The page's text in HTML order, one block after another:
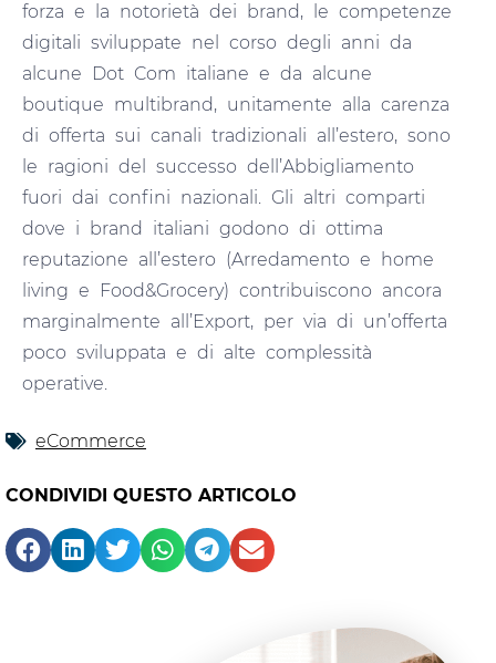
forza e la notorietà dei brand, le competenze
digitali sviluppate nel corso degli anni da
alcune Dot Com italiane e da alcune
boutique multibrand, unitamente alla carenza
di offerta sui canali tradizionali all’estero, sono
le ragioni del successo dell’Abbigliamento
fuori dai confini nazionali. Gli altri comparti
dove i brand italiani godono di ottima
reputazione all’estero (Arredamento e home
living e Food&Grocery) contribuiscono ancora
marginalmente all’Export, per via di un’offerta
poco sviluppata e di alte complessità
operative.
eCommerce
CONDIVIDI QUESTO ARTICOLO